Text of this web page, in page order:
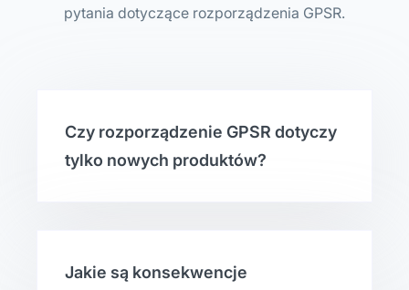
pytania dotyczące rozporządzenia GPSR.
Czy rozporządzenie GPSR dotyczy
tylko nowych produktów?
Jakie są konsekwencje